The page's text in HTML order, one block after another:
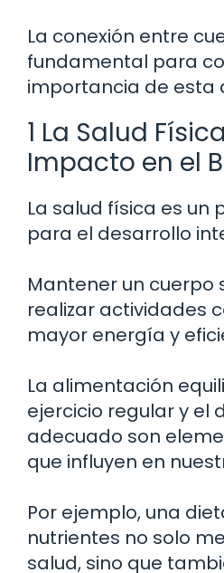
La conexión entre
fundamental para
importancia de esta
1 La Salud
Impacto en el
La salud física es un
para el desarrollo
Mantener un cuerpo
realizar actividades
mayor energía y
La alimentación
ejercicio regular y el
adecuado son
que influyen en
Por ejemplo, una
nutrientes no solo
salud, sino que